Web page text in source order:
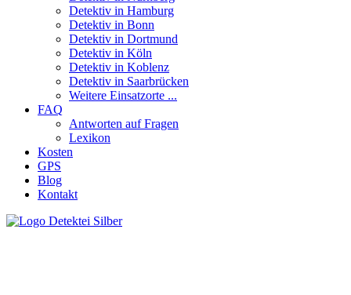
Detek­tiv in Ham­burg
Detek­tiv in Bonn
Detek­tiv in Dort­mund
Detek­tiv in Köln
Detek­tiv in Koblenz
Detek­tiv in Saar­brü­cken
Wei­te­re Ein­satz­or­te ...
FAQ
Ant­wor­ten auf Fra­gen
Lexi­kon
Kos­ten
GPS
Blog
Kon­takt